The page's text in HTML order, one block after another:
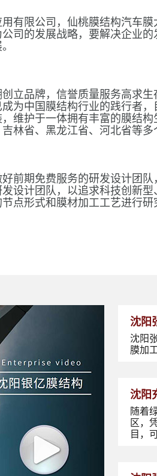
有限公司，仙桃膜结构汽车
司的发展战略，要解决企业
立品牌，信誉质量服务高求生
为中国膜结构行业的践行者
维护于一体拥有丰富的膜结
林省、黑龙江省、河北省等多
前期免费服务的研发设计团队
设计团队，以追求科技创新
点形式和膜材加工工艺进行
沈阳
沈阳
膜加
沈阳
随着
区，
目，